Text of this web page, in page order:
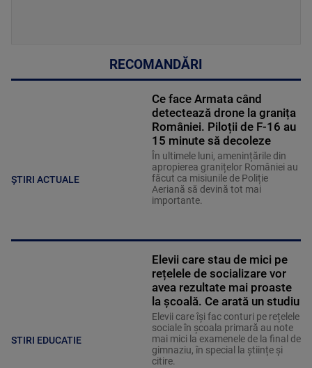
RECOMANDĂRI
ȘTIRI ACTUALE
Ce face Armata când
detectează drone la granița
României. Piloții de F-16 au
15 minute să decoleze
În ultimele luni, amenințările din
apropierea granițelor României au
făcut ca misiunile de Poliție
Aeriană să devină tot mai
importante.
STIRI EDUCATIE
Elevii care stau de mici pe
rețelele de socializare vor
avea rezultate mai proaste
la școală. Ce arată un studiu
Elevii care îşi fac conturi pe rețelele
sociale în școala primară au note
mai mici la examenele de la final de
gimnaziu, în special la științe și
citire.